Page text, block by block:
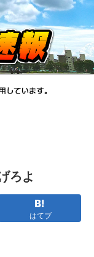
ろよ
はてブ